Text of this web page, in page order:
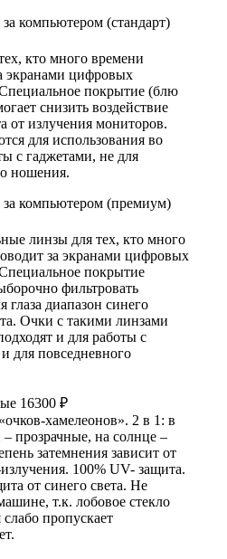
компьютером (стандарт)
кто много времени
экранами цифровых
покрытие (блю
снизить воздействие
от излучения мониторов.
для использования во
с гаджетами, не для
ношения.
за компьютером (премиум)
линзы для тех, кто много
за экранами цифровых
покрытие
фильтровать
глаза диапазон синего
Очки с такими линзами
и для работы с
для повседневного
16300 ₽
хамелеонов». 2 в 1: в
прозрачные, на солнце –
затемнения зависит от
100% UV- защита.
от синего света. Не
т.к. лобовое стекло
пропускает